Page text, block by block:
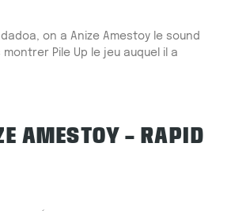
on a Anize Amestoy le sound
Pile Up le jeu auquel il a
AMESTOY – RAPID